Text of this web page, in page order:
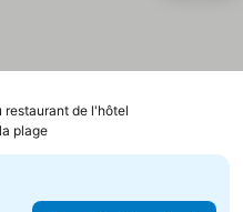
restaurant de l'hôtel
plage